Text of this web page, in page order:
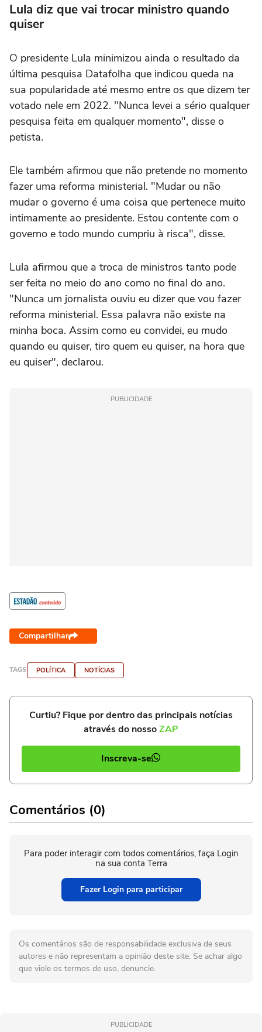
Lula diz que vai trocar ministro quando
quiser
O presidente Lula minimizou ainda o resultado da
última pesquisa Datafolha que indicou queda na
sua popularidade até mesmo entre os que dizem ter
votado nele em 2022. "Nunca levei a sério qualquer
pesquisa feita em qualquer momento", disse o
petista.
Ele também afirmou que não pretende no momento
fazer uma reforma ministerial. "Mudar ou não
mudar o governo é uma coisa que pertenece muito
intimamente ao presidente. Estou contente com o
governo e todo mundo cumpriu à risca", disse.
Lula afirmou que a troca de ministros tanto pode
ser feita no meio do ano como no final do ano.
"Nunca um jornalista ouviu eu dizer que vou fazer
reforma ministerial. Essa palavra não existe na
minha boca. Assim como eu convidei, eu mudo
quando eu quiser, tiro quem eu quiser, na hora que
eu quiser", declarou.
PUBLICIDADE
Compartilhar
TAGS POLÍTICA NOTÍCIAS
Curtiu? Fique por dentro das principais notícias
através do nossoZAP
Inscreva-se
Comentários (0)
Para poder interagir com todos comentários, faça Login
na sua conta Terra
Fazer Login para participar
Os comentários são de responsabilidade exclusiva de seus
autores e não representam a opinião deste site. Se achar algo
que viole os termos de uso, denuncie.
PUBLICIDADE